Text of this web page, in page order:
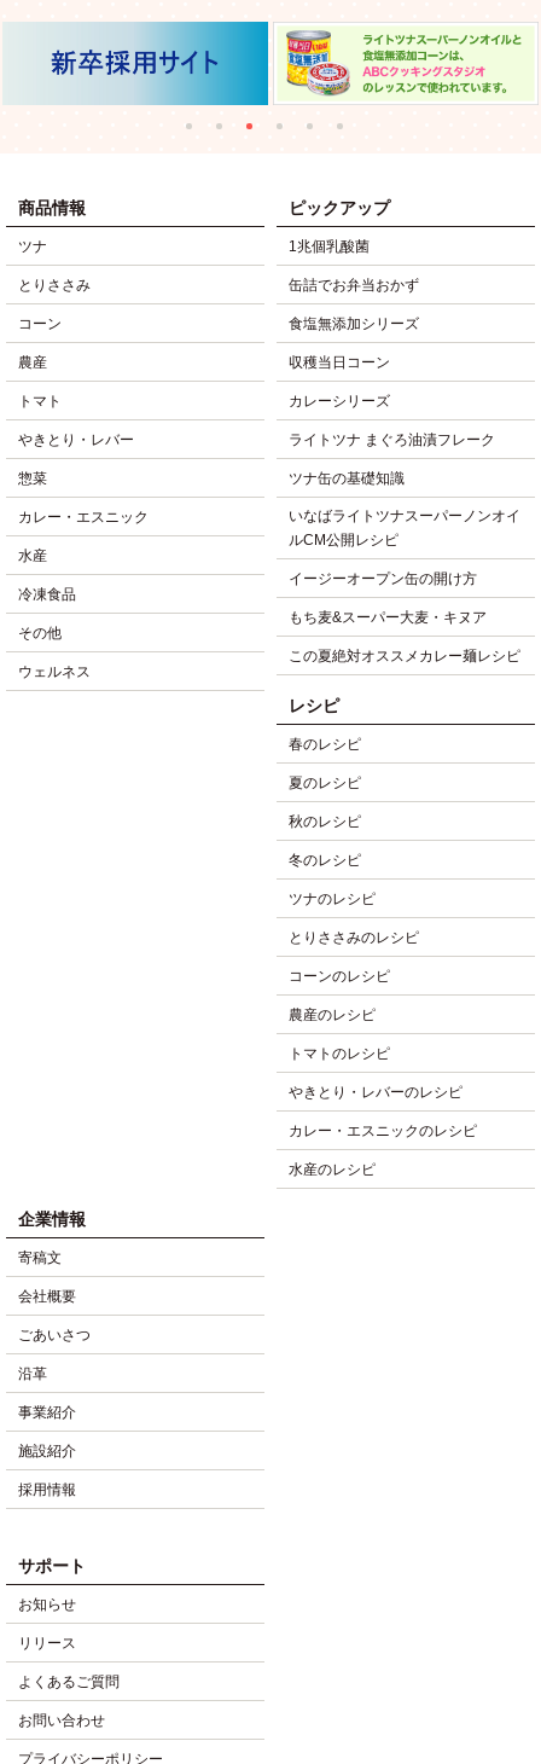
商品情報
ツナ
とりささみ
コーン
農産
トマト
やきとり・レバー
惣菜
カレー・エスニック
水産
冷凍食品
その他
ウェルネス
ピックアップ
1兆個乳酸菌
缶詰でお弁当おかず
食塩無添加シリーズ
収穫当日コーン
カレーシリーズ
ライトツナ まぐろ油漬フレーク
ツナ缶の基礎知識
いなばライトツナスーパーノンオイ
ルCM公開レシピ
イージーオープン缶の開け方
もち麦&スーパー大麦・キヌア
この夏絶対オススメカレー麺レシピ
レシピ
春のレシピ
夏のレシピ
秋のレシピ
冬のレシピ
ツナのレシピ
とりささみのレシピ
コーンのレシピ
農産のレシピ
トマトのレシピ
やきとり・レバーのレシピ
カレー・エスニックのレシピ
水産のレシピ
企業情報
寄稿文
会社概要
ごあいさつ
沿革
事業紹介
施設紹介
採用情報
サポート
お知らせ
リリース
よくあるご質問
お問い合わせ
プライバシーポリシー